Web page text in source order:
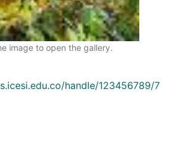
image to open the gallery.
handle/123456789/7